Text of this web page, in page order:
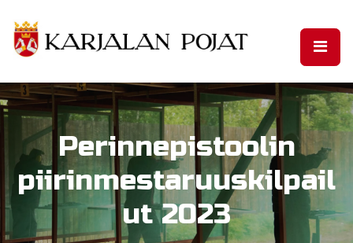
Perinnepistoolin
piirinmestaruuskilpail
ut 2023